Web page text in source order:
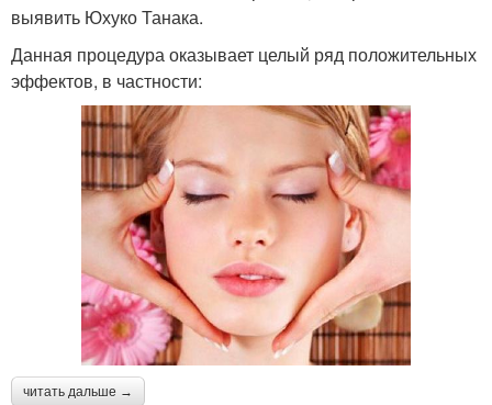
выявить Юхуко Танака.
Данная процедура оказывает целый ряд положительных
эффектов, в частности:
читать дальше →